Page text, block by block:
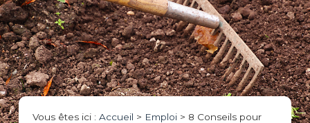
Vous êtes ici : Accueil > Emploi> 8 Conseils pour